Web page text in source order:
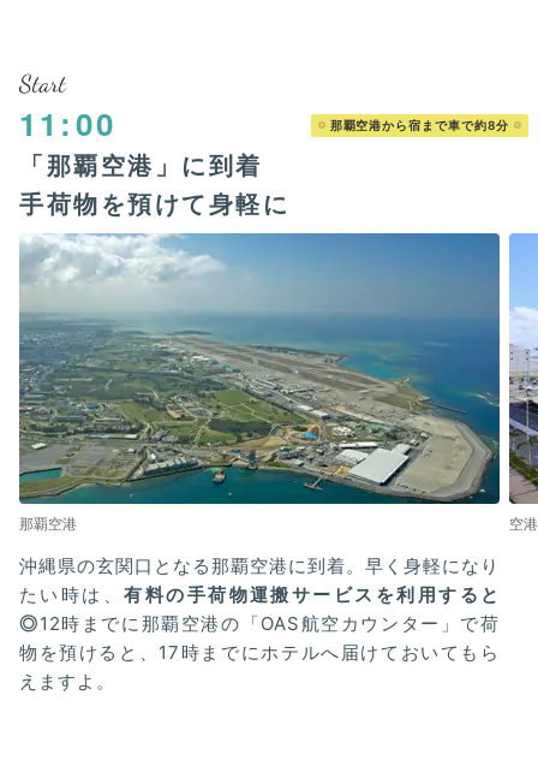
Start
11:00 那覇空港から宿まで車で約8分
「那覇空港」に到着
手荷物を預けて身軽に
那覇空港 空
沖縄県の玄関口となる那覇空港に到着。早く身軽になり
たい時は、有料の手荷物運搬サービスを利用すると
◎12時までに那覇空港の「OAS航空カウンター」で荷
物を預けると、17時までにホテルへ届けておいてもら
えますよ。